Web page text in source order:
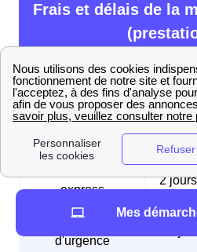
Frais et délais de la
Type de mise en
service
🚦 Mise en service
initiale
express
2
⚠️ Mise en service
d'urgence
Mes